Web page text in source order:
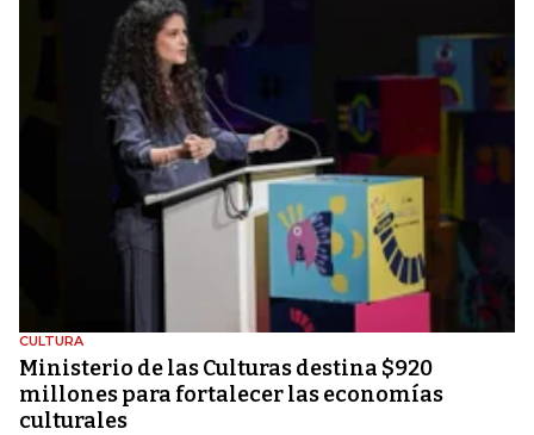
CULTURA
Ministerio de las Culturas destina $920
millones para fortalecer las economías
culturales